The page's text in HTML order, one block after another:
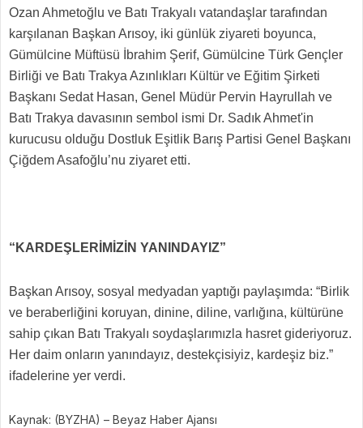
Ozan Ahmetoğlu ve Batı Trakyalı vatandaşlar tarafından
karşılanan Başkan Arısoy, iki günlük ziyareti boyunca,
Gümülcine Müftüsü İbrahim Şerif, Gümülcine Türk Gençler
Birliği ve Batı Trakya Azınlıkları Kültür ve Eğitim Şirketi
Başkanı Sedat Hasan, Genel Müdür Pervin Hayrullah ve
Batı Trakya davasının sembol ismi Dr. Sadık Ahmet'in
kurucusu olduğu Dostluk Eşitlik Barış Partisi Genel Başkanı
Çiğdem Asafoğlu’nu ziyaret etti.
“KARDEŞLERİMİZİN YANINDAYIZ”
Başkan Arısoy, sosyal medyadan yaptığı paylaşımda: “Birlik
ve beraberliğini koruyan, dinine, diline, varlığına, kültürüne
sahip çıkan Batı Trakyalı soydaşlarımızla hasret gideriyoruz.
Her daim onların yanındayız, destekçisiyiz, kardeşiz biz.”
ifadelerine yer verdi.
Kaynak: (BYZHA) – Beyaz Haber Ajansı